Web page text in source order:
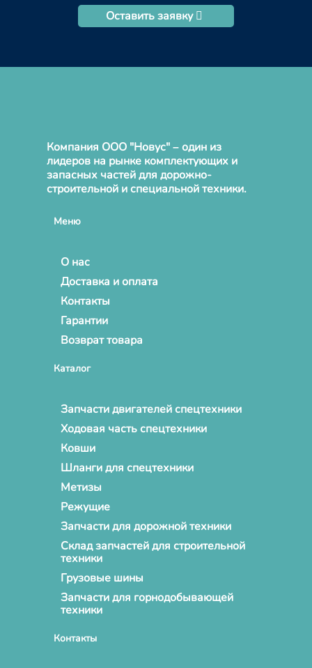
Оставить заявку
Компания ООО "Новус" – один из
лидеров на рынке комплектующих и
запасных частей для дорожно-
строительной и специальной техники.
Меню
О нас
Доставка и оплата
Контакты
Гарантии
Возврат товара
Каталог
Запчасти двигателей спецтехники
Ходовая часть спецтехники
Ковши
Шланги для спецтехники
Метизы
Режущие
Запчасти для дорожной техники
Склад запчастей для строительной
техники
Грузовые шины
Запчасти для горнодобывающей
техники
Контакты